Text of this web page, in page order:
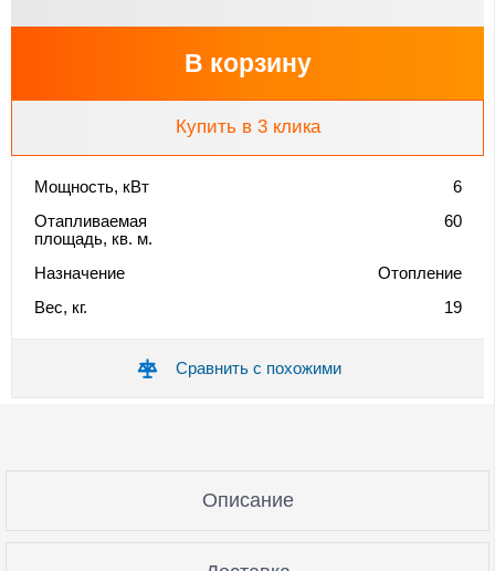
В корзину
Купить в 3 клика
Мощность, кВт
6
Отапливаемая
площадь, кв. м.
60
Назначение
Отопление
Вес, кг.
19
Сравнить с похожими
Описание